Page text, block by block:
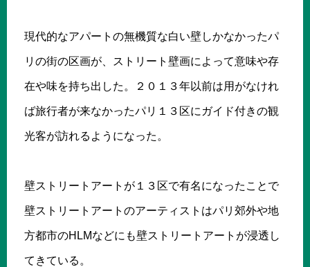
現代的なアパートの無機質な白い壁しかなかったパ
リの街の区画が、ストリート壁画によって意味や存
在や味を持ち出した。２０１３年以前は用がなけれ
ば旅行者が来なかったパリ１３区にガイド付きの観
光客が訪れるようになった。
壁ストリートアートが１３区で有名になったことで
壁ストリートアートのアーティストはパリ郊外や地
方都市のHLMなどにも壁ストリートアートが浸透し
てきている。